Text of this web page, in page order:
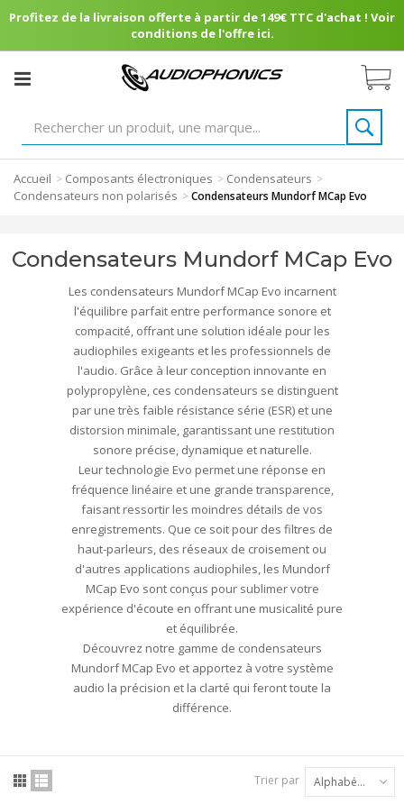
Profitez de la livraison offerte à partir de 149€ TTC d'achat ! Voir
conditions de l'offre ici.
Accueil > Composants électroniques > Condensateurs >
Condensateurs non polarisés >Condensateurs Mundorf MCap Evo
Condensateurs Mundorf MCap Evo
Les condensateurs Mundorf MCap Evo incarnent
l'équilibre parfait entre performance sonore et
compacité, offrant une solution idéale pour les
audiophiles exigeants et les professionnels de
l'audio. Grâce à leur conception innovante en
polypropylène, ces condensateurs se distinguent
par une très faible résistance série (ESR) et une
distorsion minimale, garantissant une restitution
sonore précise, dynamique et naturelle.
Leur technologie Evo permet une réponse en
fréquence linéaire et une grande transparence,
faisant ressortir les moindres détails de vos
enregistrements. Que ce soit pour des filtres de
haut-parleurs, des réseaux de croisement ou
d'autres applications audiophiles, les Mundorf
MCap Evo sont conçus pour sublimer votre
expérience d'écoute en offrant une musicalité pure
et équilibrée.
Découvrez notre gamme de condensateurs
Mundorf MCap Evo et apportez à votre système
audio la précision et la clarté qui feront toute la
différence.
Trier par Alphabétique : A à Z